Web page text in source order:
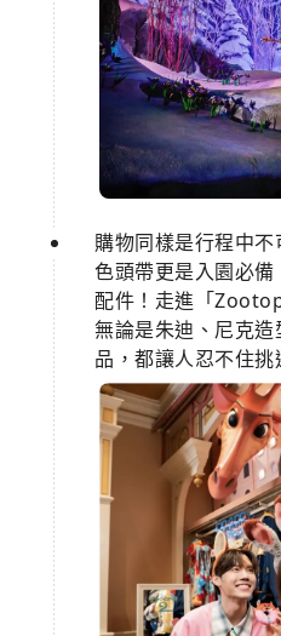
購物同樣是行程中
色頭帶更是入園必
配件！走進「
無論是朱迪、尼克
品，都讓人忍不住挑